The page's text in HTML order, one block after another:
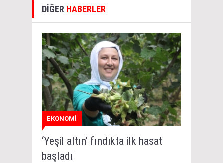
DİĞER HABERLER
EKONOMİ
‘Yeşil altın' fındıkta ilk hasat
başladı